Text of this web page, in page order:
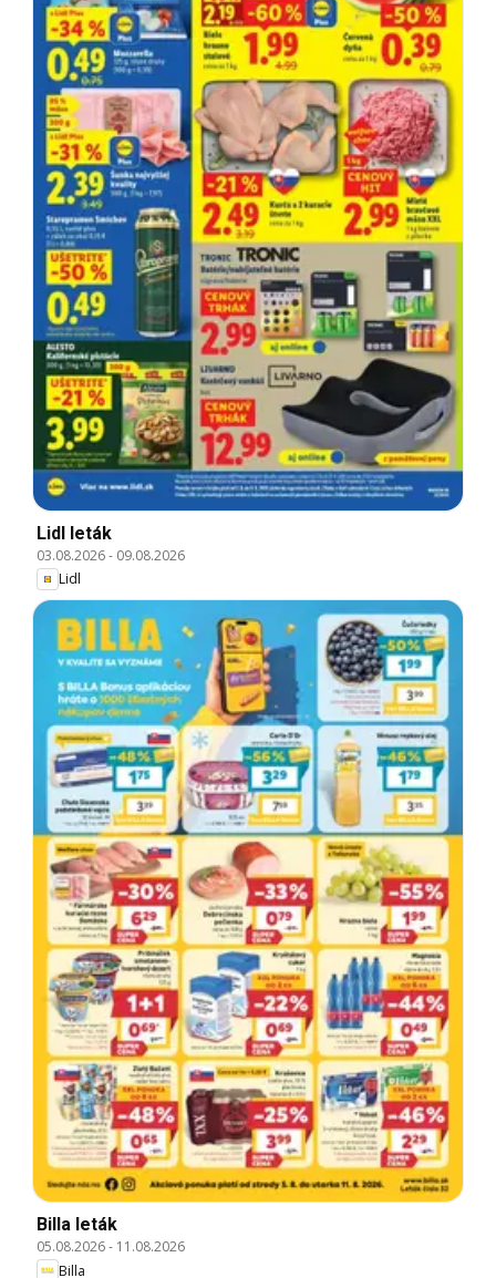
Lidl leták
03.08.2026- 09.08.2026
Lidl
Billa leták
05.08.2026- 11.08.2026
Billa